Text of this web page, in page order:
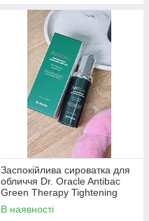
Заспокійлива сироватка для
обличчя Dr. Oracle Antibac
Green Therapy Tightening
Ampoule для проблемної
шкіри
В наявності